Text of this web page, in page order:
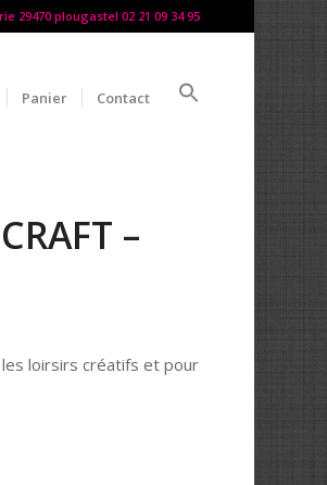
29470 plougastel 02 21 09 34 95
Panier Contact
–
loirsirs créatifs et pour